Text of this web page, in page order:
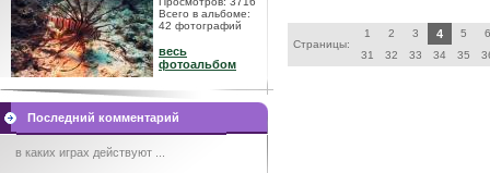
Всего в альбоме:
42 фотографий
весь
фотоальбом
Последний комментарий
в каких играх действуют ...
Страницы:
1 2 3 4 5
6
31
32 33 34 35